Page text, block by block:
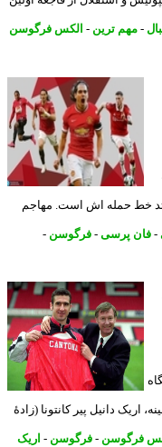
مهم ترین- الکس فرگوسن
حمله اش است. مهاجم
پرسی -فرگوسن-
دانیل پیر کانتونا (زادهٔ
-فرگوسن-اریک